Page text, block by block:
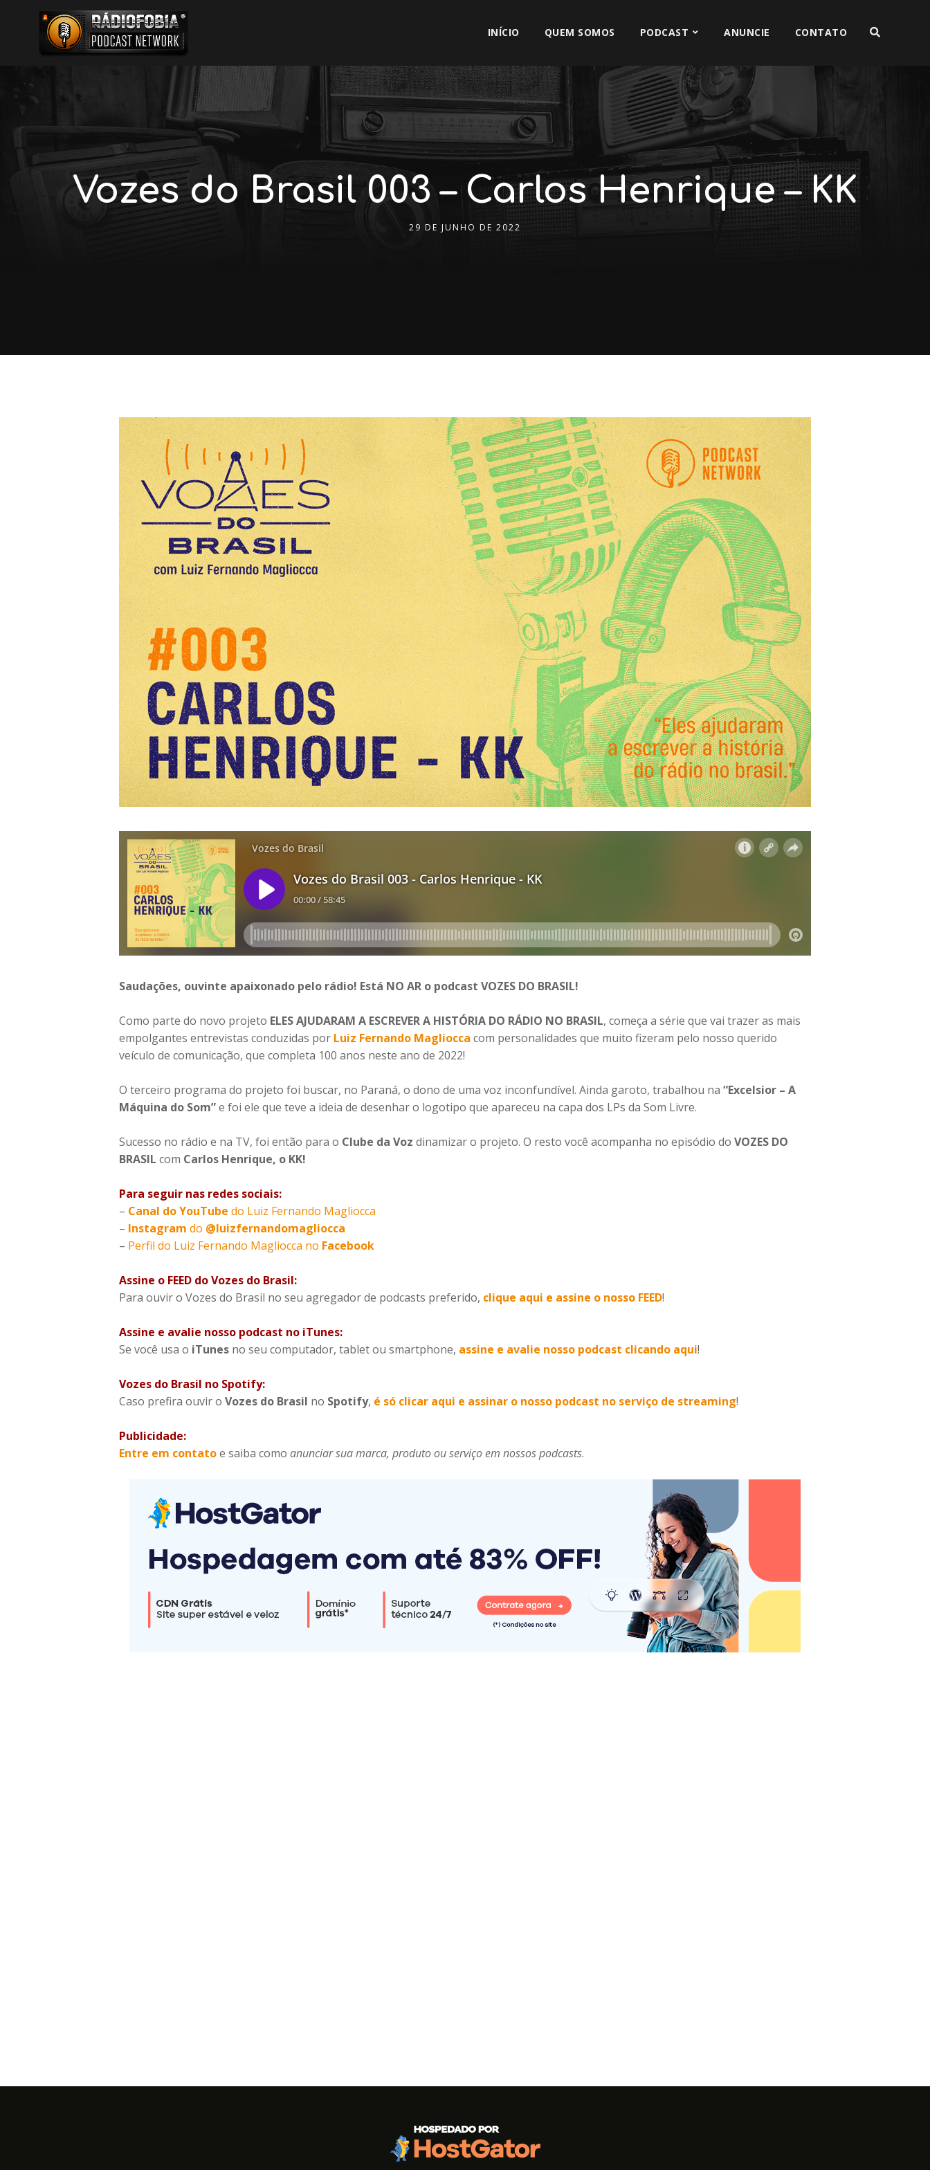
INÍCIO QUEM SOMOS PODCAST ANUNCIE CONTATO
Vozes do Brasil 003 – Carlos Henrique – KK
29 DE JUNHO DE 2022
Saudações, ouvinte apaixonado pelo rádio! Está NO AR o podcast VOZES DO BRASIL!
Como parte do novo projeto ELES AJUDARAM A ESCREVER A HISTÓRIA DO RÁDIO NO BRASIL, começa a série que vai trazer as mais
empolgantes entrevistas conduzidas por Luiz Fernando Magliocca com personalidades que muito fizeram pelo nosso querido
veículo de comunicação, que completa 100 anos neste ano de 2022!
O terceiro programa do projeto foi buscar, no Paraná, o dono de uma voz inconfundível. Ainda garoto, trabalhou na “Excelsior – A
Máquina do Som”e foi ele que teve a ideia de desenhar o logotipo que apareceu na capa dos LPs da Som Livre.
Sucesso no rádio e na TV, foi então para o Clube da Voz dinamizar o projeto. O resto você acompanha no episódio do VOZES DO
BRASIL com Carlos Henrique, o KK!
Para seguir nas redes sociais:
– Canal do YouTube do Luiz Fernando Magliocca
– Instagram do @luizfernandomagliocca
– Perfil do Luiz Fernando Magliocca no Facebook
Assine o FEED do Vozes do Brasil:
Para ouvir o Vozes do Brasil no seu agregador de podcasts preferido, clique aqui e assine o nosso FEED!
Assine e avalie nosso podcast no iTunes:
Se você usa o iTunes no seu computador, tablet ou smartphone, assine e avalie nosso podcast clicando aqui!
Vozes do Brasil no Spotify:
Caso prefira ouvir o Vozes do Brasil no Spotify, é só clicar aqui e assinar o nosso podcast no serviço de streaming!
Publicidade:
Entre em contatoe saiba como anunciar sua marca, produto ou serviço em nossos podcasts.